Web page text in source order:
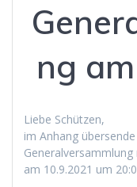
ng
Liebe Schützen,
im Anhang
am 10.9.2021 um